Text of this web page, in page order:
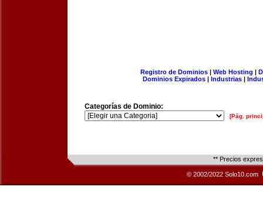
Registro de Dominios| Web Hosting |
Dominios Expirados | Industrias |
Categorías de Dominio:
[Pág.
** Precios
© 2002/2022 Solo10.com